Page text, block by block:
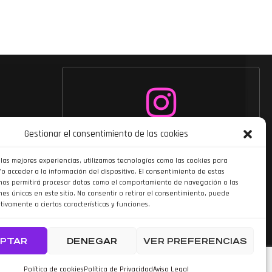
Gestionar el consentimiento de las cookies
mejores experiencias, utilizamos tecnologías como las cookies para
acceder a la información del dispositivo. El consentimiento de estas
permitirá procesar datos como el comportamiento de navegación o las
únicas en este sitio. No consentir o retirar el consentimiento, puede
a ciertas características y funciones.
DENEGAR VER PREFERENCIAS
Política de cookiesPolítica de PrivacidadAviso Legal
Siguenos en
por TOOOLS